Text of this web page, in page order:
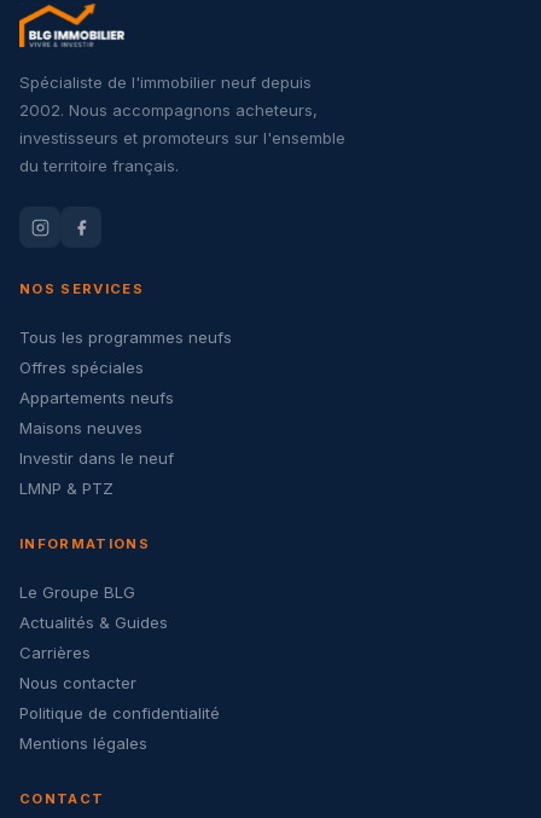
Spécialiste de l'immobilier neuf depuis
2002. Nous accompagnons acheteurs,
investisseurs et promoteurs sur l'ensemble
du territoire français.
NOS SERVICES
Tous les programmes neufs
Offres spéciales
Appartements neufs
Maisons neuves
Investir dans le neuf
LMNP & PTZ
INFORMATIONS
Le Groupe BLG
Actualités & Guides
Carrières
Nous contacter
Politique de confidentialité
Mentions légales
CONTACT